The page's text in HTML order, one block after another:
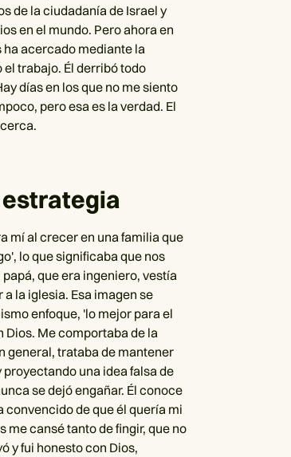
de la ciudadanía de Israel y
en el mundo. Pero ahora en
ha acercado mediante la
el trabajo. Él derribó todo
días en los que no me siento
pero esa es la verdad. El
estrategia
mí al crecer en una familia que
lo que significaba que nos
que era ingeniero, vestía
la iglesia. Esa imagen se
enfoque, 'lo mejor para el
Me comportaba de la
general, trataba de mantener
una idea falsa de
se dejó engañar. Él conoce
de que él quería mi
me cansé tanto de fingir, que no
y fui honesto con Dios,